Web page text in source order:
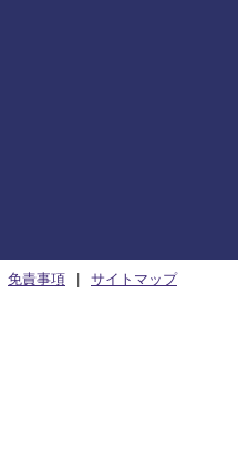
免責事項 サイトマップ